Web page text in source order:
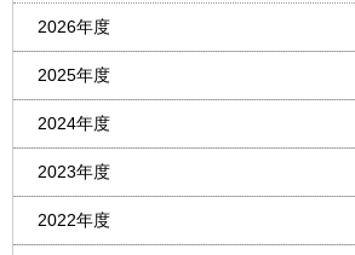
2026年度
2025年度
2024年度
2023年度
2022年度